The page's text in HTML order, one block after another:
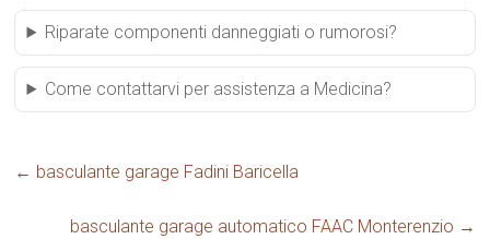
Riparate componenti danneggiati o rumorosi?
Come contattarvi per assistenza a Medicina?
← basculante garage Fadini Baricella
basculante garage automatico FAAC Monterenzio →